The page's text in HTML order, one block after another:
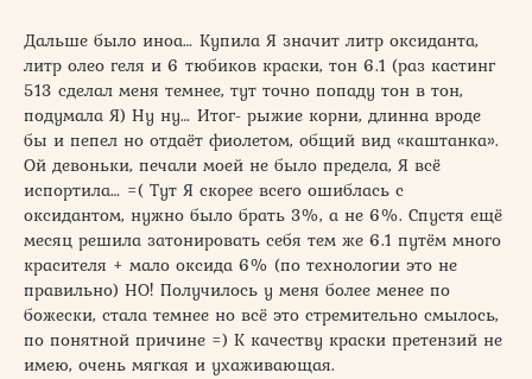
Дальше было иноа… Купила Я значит литр оксиданта,
литр олео геля и 6 тюбиков краски, тон 6.1 (раз кастинг
513 сделал меня темнее, тут точно попаду тон в тон,
подумала Я) Ну ну… Итог- рыжие корни, длинна вроде
бы и пепел но отдаёт фиолетом, общий вид «каштанка».
Ой девоньки, печали моей не было предела, Я всё
испортила… =( Тут Я скорее всего ошиблась с
оксидантом, нужно было брать 3%, а не 6%. Спустя ещё
месяц решила затонировать себя тем же 6.1 путём много
красителя + мало оксида 6% (по технологии это не
правильно) НО! Получилось у меня более менее по
божески, стала темнее но всё это стремительно смылось,
по понятной причине =) К качеству краски претензий не
имею, очень мягкая и ухаживающая.